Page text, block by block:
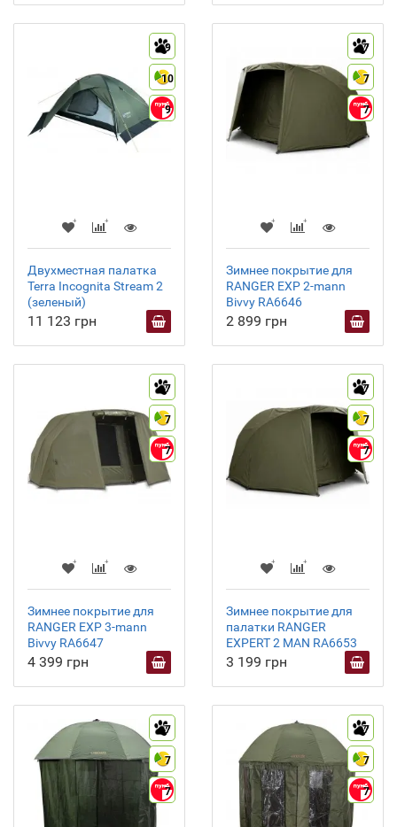
9
10
9
Двухместная палатка
Terra Incognita Stream 2
(зеленый)
11 123 грн
7
7
7
Зимнее покрытие для
RANGER EXP 2-mann
Bivvy RA6646
2 899 грн
7
7
7
Зимнее покрытие для
RANGER EXP 3-mann
Bivvy RA6647
4 399 грн
7
7
7
Зимнее покрытие для
палатки RANGER
EXPERT 2 MAN RA6653
3 199 грн
7
7
7
7
7
7